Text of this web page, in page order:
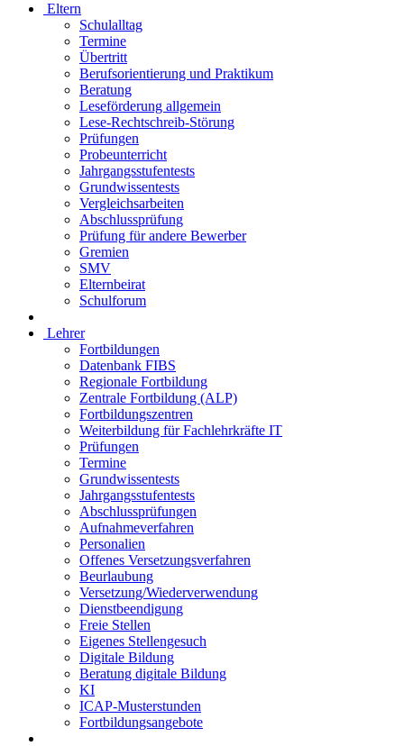
Eltern
Schulalltag
Termine
Übertritt
Berufsorientierung und Praktikum
Beratung
Leseförderung allgemein
Lese-Rechtschreib-Störung
Prüfungen
Probeunterricht
Jahrgangsstufentests
Grundwissentests
Vergleichsarbeiten
Abschlussprüfung
Prüfung für andere Bewerber
Gremien
SMV
Elternbeirat
Schulforum
Lehrer
Fortbildungen
Datenbank FIBS
Regionale Fortbildung
Zentrale Fortbildung (ALP)
Fortbildungszentren
Weiterbildung für Fachlehrkräfte IT
Prüfungen
Termine
Grundwissentests
Jahrgangsstufentests
Abschlussprüfungen
Aufnahmeverfahren
Personalien
Offenes Versetzungsverfahren
Beurlaubung
Versetzung/Wiederverwendung
Dienstbeendigung
Freie Stellen
Eigenes Stellengesuch
Digitale Bildung
Beratung digitale Bildung
KI
ICAP-Musterstunden
Fortbildungsangebote